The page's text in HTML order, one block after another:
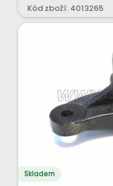
Kód zboží: 4013265
Skladem